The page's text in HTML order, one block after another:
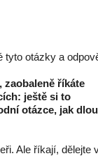
tyto otázky a
zaobaleně říkáte
ještě si to
otázce, jak
Ale říkají, dělejte